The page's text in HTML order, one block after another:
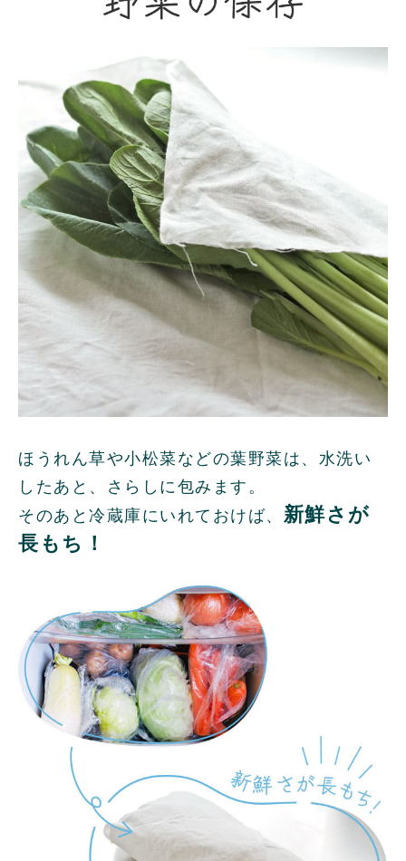
ほうれん草や小松菜などの葉野菜は、水洗い
したあと、さらしに包みます。
そのあと冷蔵庫にいれておけば、 新鮮さが
長もち！